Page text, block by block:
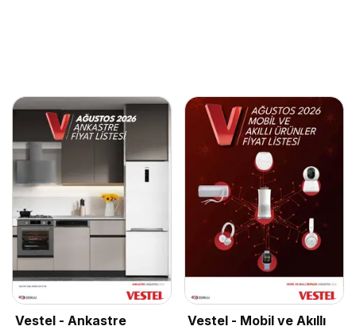
Vestel - Ankastre
Vestel - Mobil ve Akıllı